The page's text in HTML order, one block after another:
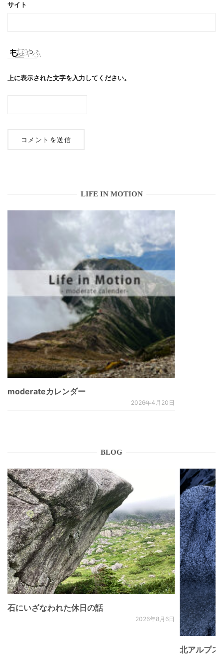
サイト
上に表示された文字を入力してください。
LIFE IN MOTION
moderateカレンダー
2026年4月20日
BLOG
石にいざなわれた休日の話
2026年8月6日
北アルプ